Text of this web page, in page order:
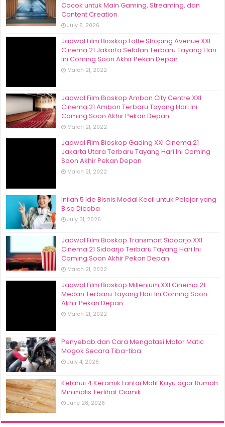
Cocok untuk Main Gaming, Streaming, dan
Content Creation
July 5, 2026
Jadwal Film Bioskop Lotte Shoping Avenue XXI
Cinema 21 Jakarta Selatan Terbaru Tayang Hari
Ini Coming Soon Akhir Pekan Depan
March 21, 2022
Jadwal Film Bioskop Ambon City Centre XXI
Cinema 21 Ambon Terbaru Tayang Hari Ini
Coming Soon Akhir Pekan Depan
March 21, 2022
Jadwal Film Bioskop Gading XXI Cinema 21
Jakarta Utara Terbaru Tayang Hari Ini Coming
Soon Akhir Pekan Depan
March 21, 2022
Inilah 5 Ide Bisnis Modal Kecil untuk Pelajar yang
Bisa Dicoba
July 31, 2026
Jadwal Film Bioskop Transmart Sidoarjo XXI
Cinema 21 Sidoarjo Terbaru Tayang Hari Ini
Coming Soon Akhir Pekan Depan
March 21, 2022
Jadwal Film Bioskop Millenium XXI Cinema 21
Medan Terbaru Tayang Hari Ini Coming Soon
Akhir Pekan Depan
March 21, 2022
Penyebab dan Cara Mengatasi Motor Matic
Mogok Secara Tiba-tiba
July 4, 2026
Ketahui 4 Keramik Lantai Motif Kayu agar Rumah
Minimalis Terlihat Ciamik
June 28, 2026